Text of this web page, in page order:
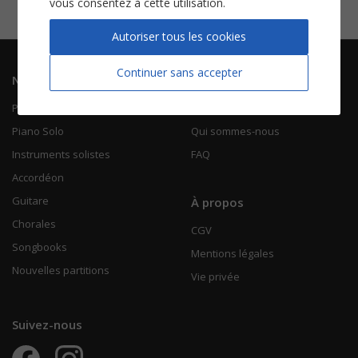
Navigation
Piano Chant
Piano Solo
Instruments solistes
Accordéon
Guitare
Chorales
Songbooks
Nouvelles partitions
Informations
Qui sommes-nous
FAQ
À propos
CGV
Mentions légales
Vie privée
Suivez-nous
Continuer sans accepter
Autoriser tous les cookies